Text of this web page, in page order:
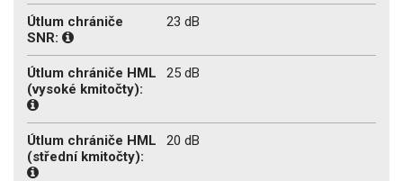
Útlum chrániče
SNR:
23 dB
Útlum chrániče HML
(vysoké kmitočty):
25 dB
Útlum chrániče HML
(střední kmitočty):
20 dB